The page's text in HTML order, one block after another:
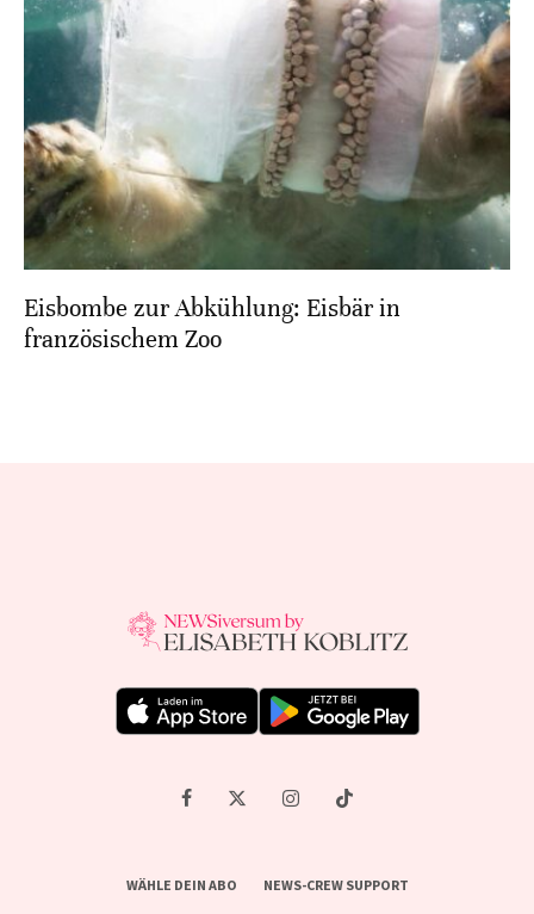
Eisbombe zur Abkühlung: Eisbär in
französischem Zoo
WÄHLE DEIN ABO NEWS-CREW SUPPORT